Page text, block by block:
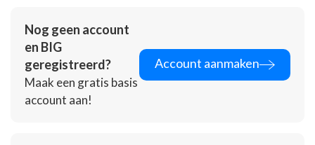
Nog geen account
en BIG
geregistreerd?
Maak een gratis basis
account aan!
Account aanmaken